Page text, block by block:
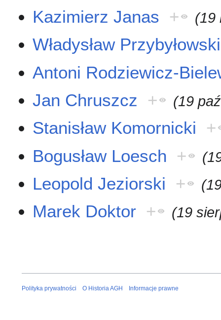
Kazimierz Janas + (19
Władysław Przybyłowski
Antoni Rodziewicz-
Jan Chruszcz
+ (19
Stanisław Komornicki
+
Bogusław Loesch +
Leopold Jeziorski +
Marek Doktor + (19
Polityka prywatności O Historia AGH Informacje prawne